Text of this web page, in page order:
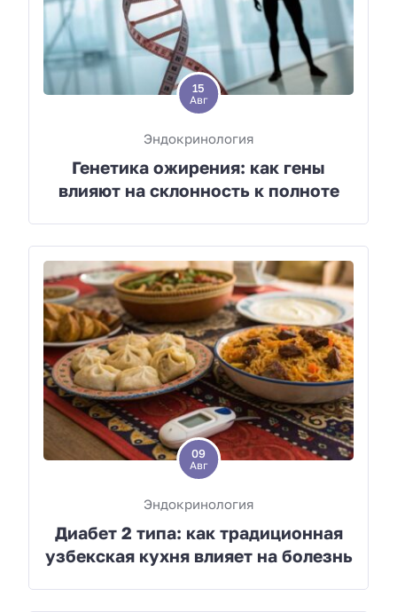
15
Авг
Эндокринология
Генетика ожирения: как гены
влияют на склонность к полноте
09
Авг
Эндокринология
Диабет 2 типа: как традиционная
узбекская кухня влияет на болезнь